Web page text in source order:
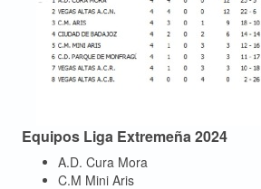
Equipos Liga Extremeña 2024
A.D. Cura Mora
C.M Mini Aris